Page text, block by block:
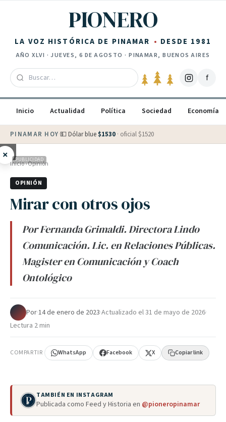
PIONERO
LA VOZ HISTÓRICA DE PINAMAR DESDE 1981
AÑOXLVI ·JUEVES, 6 DE AGOSTO · PINAMAR, BUENOS AIRES
f
Inicio Actualidad Política Sociedad Economía
PINAMAR HOY·💵 Dólar blue $1530 · oficial $1520
× PUBLICIDAD
Inicio›Opinión
OPINIÓN
Mirar con otros ojos
Por Fernanda Grimaldi. Directora Lindo
Comunicación. Lic. en Relaciones Públicas.
Magister en Comunicación y Coach
Ontológico
Por·14 de enero de 2023·Actualizado el31 de mayo de 2026·
Lectura 2 min
COMPARTIR WhatsApp Facebook X Copiar link
TAMBIÉN EN INSTAGRAM
Publicada como Feed y Historia en @pioneropinamar